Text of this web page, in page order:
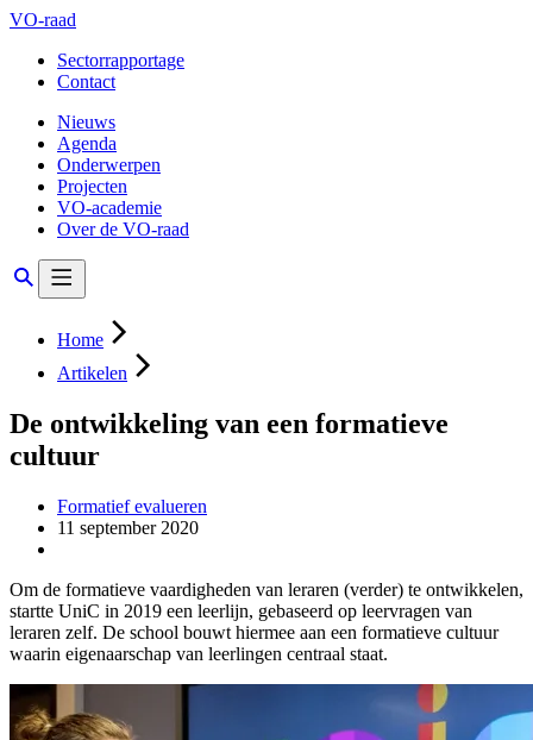
VO-raad
Sectorrapportage
Contact
Nieuws
Agenda
Onderwerpen
Projecten
VO-academie
Over de VO-raad
Home
Artikelen
De ontwikkeling van een formatieve
cultuur
Formatief evalueren
11 september 2020
Om de formatieve vaardigheden van leraren (verder) te ontwikkelen,
startte UniC in 2019 een leerlijn, gebaseerd op leervragen van
leraren zelf. De school bouwt hiermee aan een formatieve cultuur
waarin eigenaarschap van leerlingen centraal staat.